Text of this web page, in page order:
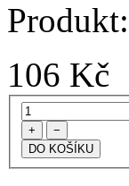
Produkt:
106 Kč
+ −